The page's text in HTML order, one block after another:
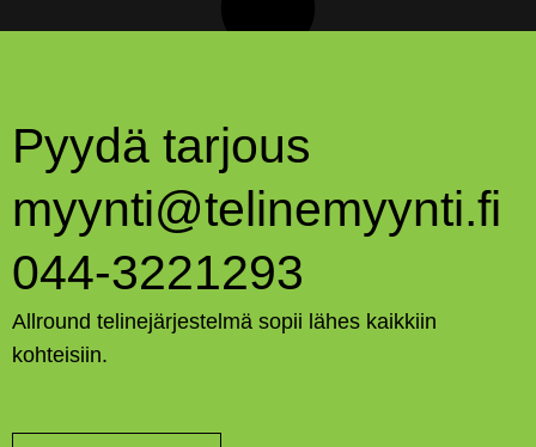
Pyydä tarjous
myynti@telinemyynti.fi
044-3221293
Allround telinejärjestelmä sopii lähes kaikkiin
kohteisiin.